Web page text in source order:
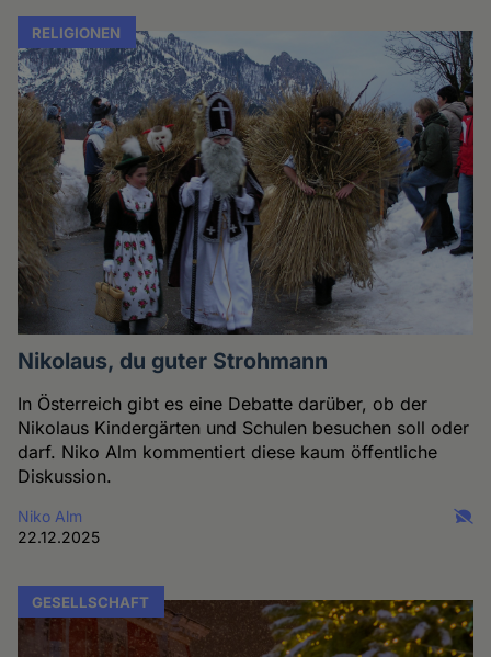
RELIGIONEN
Nikolaus, du guter Strohmann
In Österreich gibt es eine Debatte darüber, ob der
Nikolaus Kindergärten und Schulen besuchen soll oder
darf. Niko Alm kommentiert diese kaum öffentliche
Diskussion.
Niko Alm
22.12.2025
GESELLSCHAFT